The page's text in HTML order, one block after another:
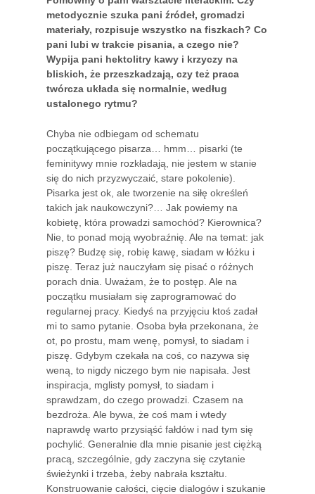
metodycznie szuka pani źródeł, gromadzi
materiały, rozpisuje wszystko na fiszkach? Co
pani lubi w trakcie pisania, a czego nie?
Wypija pani hektolitry kawy i krzyczy na
bliskich, że przeszkadzają, czy też praca
twórcza układa się normalnie, według
ustalonego rytmu?
Chyba nie odbiegam od schematu
początkującego pisarza… hmm… pisarki (te
feminitywy mnie rozkładają, nie jestem w stanie
się do nich przyzwyczaić, stare pokolenie).
Pisarka jest ok, ale tworzenie na siłę określeń
takich jak naukowczyni?… Jak powiemy na
kobietę, która prowadzi samochód? Kierownica?
Nie, to ponad moją wyobraźnię. Ale na temat: jak
piszę? Budzę się, robię kawę, siadam w łóżku i
piszę. Teraz już nauczyłam się pisać o różnych
porach dnia. Uważam, że to postęp. Ale na
początku musiałam się zaprogramować do
regularnej pracy. Kiedyś na przyjęciu ktoś zadał
mi to samo pytanie. Osoba była przekonana, że
ot, po prostu, mam wenę, pomysł, to siadam i
piszę. Gdybym czekała na coś, co nazywa się
weną, to nigdy niczego bym nie napisała. Jest
inspiracja, mglisty pomysł, to siadam i
sprawdzam, do czego prowadzi. Czasem na
bezdroża. Ale bywa, że coś mam i wtedy
naprawdę warto przysiąść fałdów i nad tym się
pochylić. Generalnie dla mnie pisanie jest ciężką
pracą, szczególnie, gdy zaczyna się czytanie
świeżynki i trzeba, żeby nabrała kształtu.
Konstruowanie całości, cięcie dialogów i szukanie